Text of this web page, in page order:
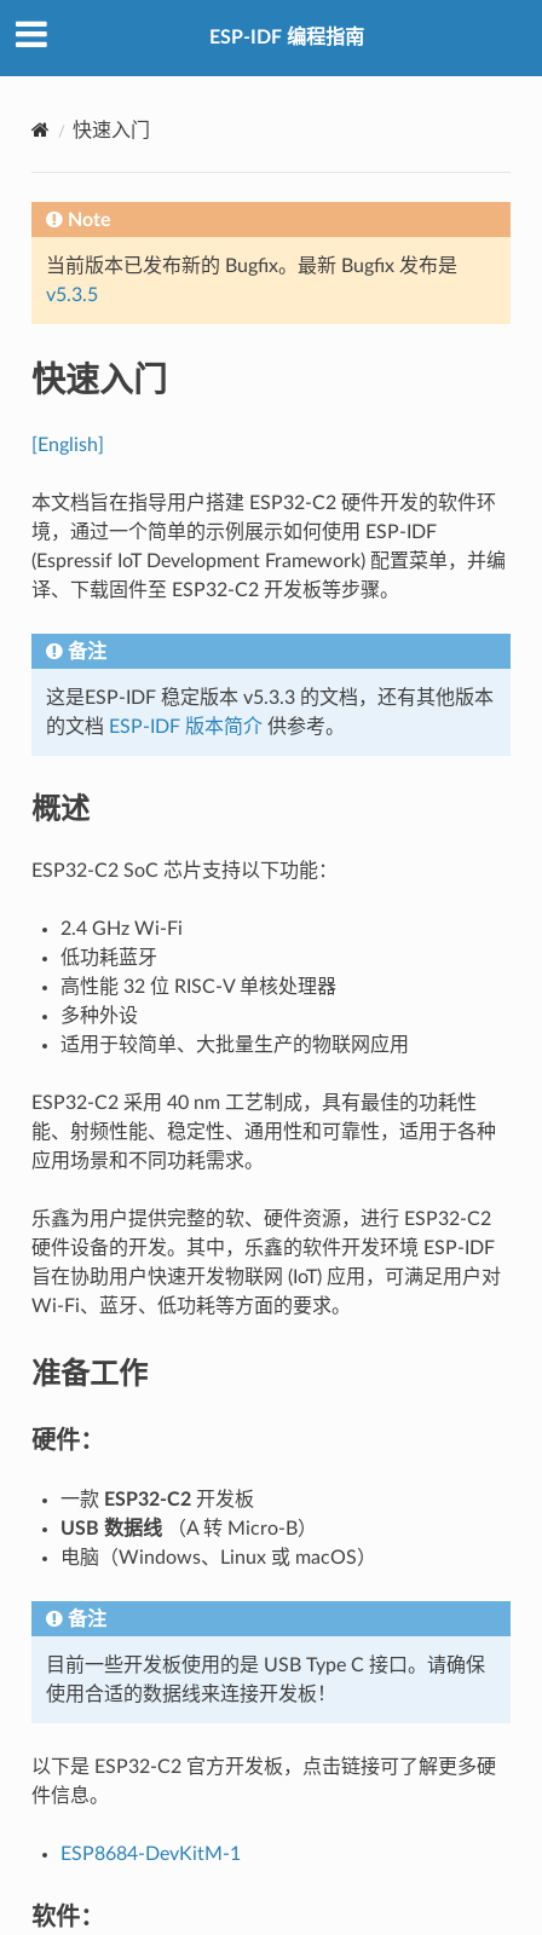
ESP-IDF 编程指南
快速入门
Note
当前版本已发布新的 Bugfix。最新 Bugfix 发布是
v5.3.5
快速入门
[English]
本文档旨在指导用户搭建 ESP32-C2 硬件开发的软件环
境，通过一个简单的示例展示如何使用 ESP-IDF
(Espressif IoT Development Framework) 配置菜单，并编
译、下载固件至 ESP32-C2 开发板等步骤。
备注
这是ESP-IDF 稳定版本 v5.3.3 的文档，还有其他版本
的文档 ESP-IDF 版本简介供参考。
概述
ESP32-C2 SoC 芯片支持以下功能：
2.4 GHz Wi-Fi
低功耗蓝牙
高性能 32 位 RISC-V 单核处理器
多种外设
适用于较简单、大批量生产的物联网应用
ESP32-C2 采用 40 nm 工艺制成，具有最佳的功耗性
能、射频性能、稳定性、通用性和可靠性，适用于各种
应用场景和不同功耗需求。
乐鑫为用户提供完整的软、硬件资源，进行 ESP32-C2
硬件设备的开发。其中，乐鑫的软件开发环境 ESP-IDF
旨在协助用户快速开发物联网 (IoT) 应用，可满足用户对
Wi-Fi、蓝牙、低功耗等方面的要求。
准备工作
硬件：
一款 ESP32-C2开发板
USB 数据线（A 转 Micro-B）
电脑（Windows、Linux 或 macOS）
备注
目前一些开发板使用的是 USB Type C 接口。请确保
使用合适的数据线来连接开发板！
以下是 ESP32-C2 官方开发板，点击链接可了解更多硬
件信息。
ESP8684-DevKitM-1
软件：